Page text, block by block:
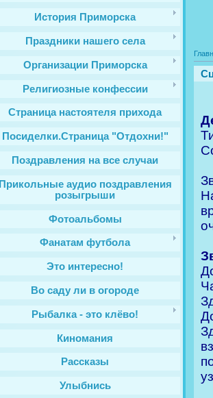
История Приморска
Праздники нашего села
Организации Приморска
Религиозные конфессии
Cтраница настоятеля прихода
Посиделки.Страница "Отдохни!"
Поздравления на все случаи
Прикольные аудио поздравления
розыгрыши
Фотоальбомы
Фанатам футбола
Это интересно!
Во саду ли в огороде
Рыбалка - это клёво!
Киномания
Рассказы
Улыбнись